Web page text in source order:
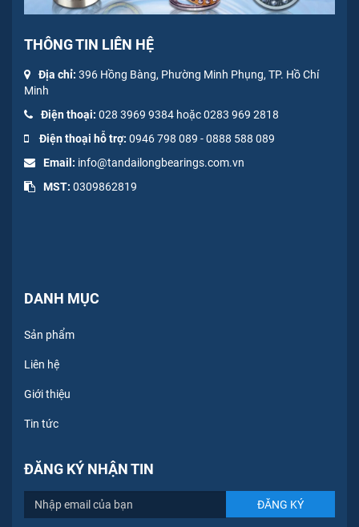
THÔNG TIN LIÊN HỆ
Địa chỉ: 396 Hồng Bàng, Phường Minh Phụng, TP. Hồ Chí
Minh
Điện thoại: 028 3969 9384 hoặc 0283 969 2818
Điện thoại hỗ trợ: 0946 798 089 -0888 588 089
Email: info@tandailongbearings.com.vn
MST: 0309862819
DANH MỤC
Sản phẩm
Liên hệ
Giới thiệu
Tin tức
ĐĂNG KÝ NHẬN TIN